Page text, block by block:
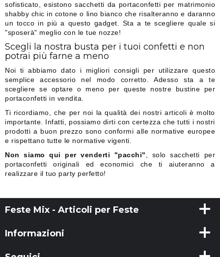
sofisticato, esistono sacchetti da portaconfetti per matrimonio
shabby chic in cotone o lino bianco che risalteranno e daranno
un tocco in più a questo gadget. Sta a te scegliere quale si
"sposerà" meglio con le tue nozze!
Scegli la nostra busta per i tuoi confetti e non
potrai più farne a meno
Noi ti abbiamo dato i migliori consigli per utilizzare questo
semplice accessorio nel modo corretto. Adesso sta a te
scegliere se optare o meno per queste nostre bustine per
portaconfetti in vendita.
Ti ricordiamo, che per noi la qualità dei nostri articoli è molto
importante. Infatti, possiamo dirti con certezza che tutti i nostri
prodotti a buon prezzo sono conformi alle normative europee
e rispettano tutte le normative vigenti.
Non siamo qui per venderti "pacchi", solo sacchetti per
portaconfetti originali ed economici che ti aiuteranno a
realizzare il tuo party perfetto!
Feste Mix - Articoli per Feste
Informazioni